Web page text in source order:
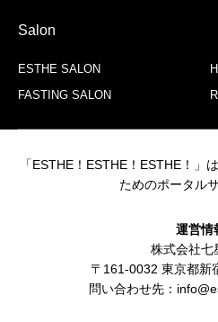
Salon
ESTHE SALON
FASTING SALON
「ESTHE！ESTHE！ESTHE！」
ためのポータル
運営情
株式会社七
〒161-0032 東京都新
問い合わせ先：